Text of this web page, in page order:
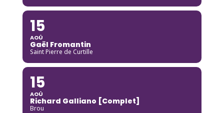
15
AOÛ
Gaël Fromantin
Saint Pierre de Curtille
15
AOÛ
Richard Galliano [Complet]
Brou